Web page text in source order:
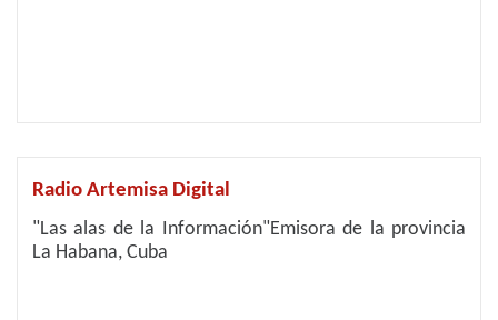
Radio Artemisa Digital
"Las alas de la Información"Emisora de la provincia
La Habana, Cuba